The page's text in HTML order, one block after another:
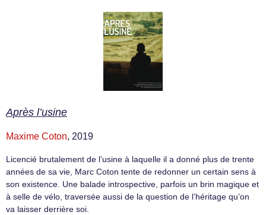
Après l’usine
Maxime Coton, 2019
Licencié brutalement de l’usine à laquelle il a donné plus de trente
années de sa vie, Marc Coton tente de redonner un certain sens à
son existence. Une balade introspective, parfois un brin magique et
à selle de vélo, traversée aussi de la question de l’héritage qu’on
va laisser derrière soi.